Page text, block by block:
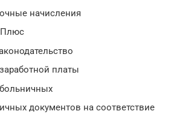
начисления
платы
документов на соответствие